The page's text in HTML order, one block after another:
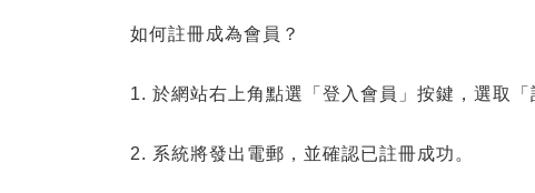
如何註冊成為會員？
1. 於網站右上角點選「登入會員」按鍵，選取
2. 系統將發出電郵，並確認已註冊成功。